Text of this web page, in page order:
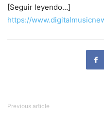
[Seguir leyendo…]
https://
Previous article